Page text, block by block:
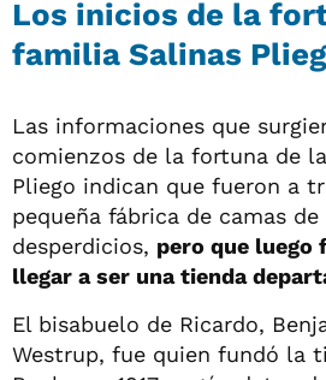
Los inicios de la
familia Salinas
Las informaciones que
comienzos de la fortuna de
Pliego indican que fueron a
pequeña fábrica de camas
desperdicios, pero que luego
llegar a ser una tienda
El bisabuelo de Ricardo,
Westrup, fue quien fundó la